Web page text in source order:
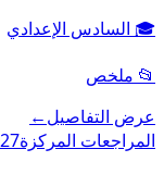
🎓 السادس الإعدادي
📂 ملخص
عرض التفاصيل←
المراجعات المركزة